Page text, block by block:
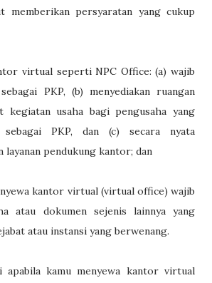
memberikan persyaratan yang cukup
virtual seperti NPC Office: (a) wajib
PKP, (b) menyediakan ruangan
usaha bagi pengusaha yang
sebagai PKP, dan (c) secara nyata
layanan pendukung kantor; dan
kantor virtual (virtual office) wajib
atau dokumen sejenis lainnya yang
atau instansi yang berwenang.
apabila kamu menyewa kantor virtual